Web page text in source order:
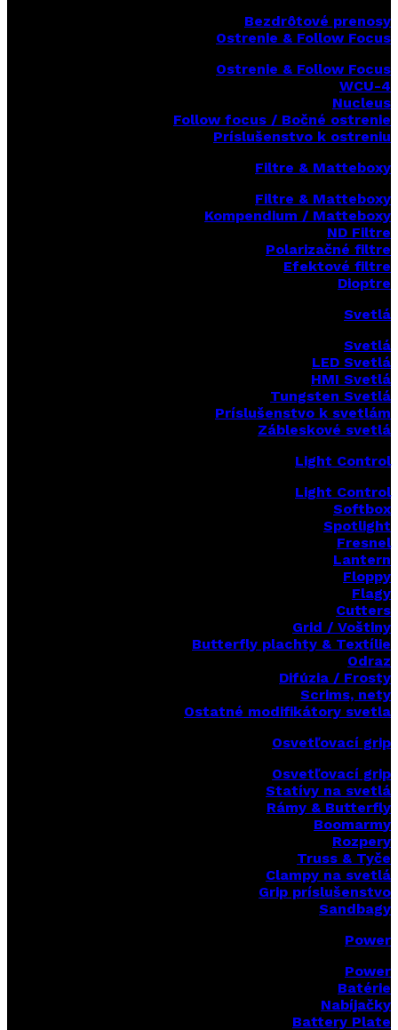
Bezdrôtové prenosy
Ostrenie & Follow Focus
Ostrenie & Follow Focus
WCU-4
Nucleus
Follow focus / Bočné ostrenie
Príslušenstvo k ostreniu
Filtre & Matteboxy
Filtre & Matteboxy
Kompendium / Matteboxy
ND Filtre
Polarizačné filtre
Efektové filtre
Dioptre
Svetlá
Svetlá
LED Svetlá
HMI Svetlá
Tungsten Svetlá
Príslušenstvo k svetlám
Zábleskové svetlá
Light Control
Light Control
Softbox
Spotlight
Fresnel
Lantern
Floppy
Flagy
Cutters
Grid / Voštiny
Butterfly plachty & Textílie
Odraz
Difúzia / Frosty
Scrims, nety
Ostatné modifikátory svetla
Osvetľovací grip
Osvetľovací grip
Statívy na svetlá
Rámy & Butterfly
Boomarmy
Rozpery
Truss & Tyče
Clampy na svetlá
Grip príslušenstvo
Sandbagy
Power
Power
Batérie
Nabíjačky
Battery Plate